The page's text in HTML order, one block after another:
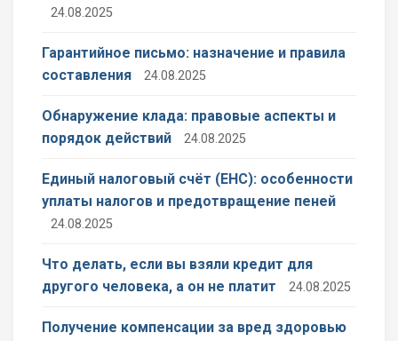
24.08.2025
Гарантийное письмо: назначение и правила
составления
24.08.2025
Обнаружение клада: правовые аспекты и
порядок действий
24.08.2025
Единый налоговый счёт (ЕНС): особенности
уплаты налогов и предотвращение пеней
24.08.2025
Что делать, если вы взяли кредит для
другого человека, а он не платит
24.08.2025
Получение компенсации за вред здоровью